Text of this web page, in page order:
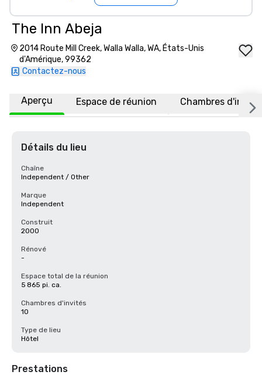
The Inn Abeja
2014 Route Mill Creek, Walla Walla, WA, États-Unis
d'Amérique, 99362
Contactez-nous
Aperçu Espace de réunion Chambres
Détails du lieu
Chaîne
Independent / Other
Marque
Independent
Construit
2000
Rénové
-
Espace total de la réunion
5 865 pi. ca.
Chambres d'invités
10
Type de lieu
Hôtel
Prestations